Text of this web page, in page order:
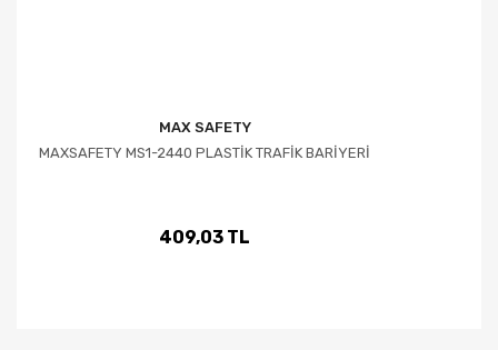
MAX SAFETY
MAXSAFETY MS1-2440 PLASTİK TRAFİK BARİYERİ
409,03 TL